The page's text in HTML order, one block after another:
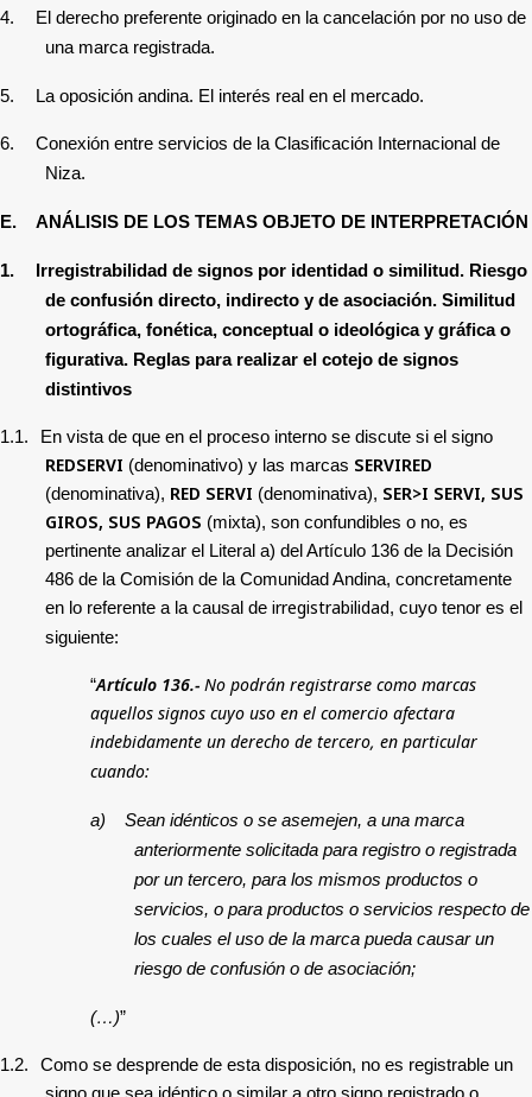
4.
El derecho preferente originado en la cancelación por no uso de
una marca registrada.
5. La oposición andina. El interés real en el mercado.
6.
Conexión entre servicios de la Clasificación Internacional de
Niza.
E. ANÁLISIS DE LOS TEMAS OBJETO DE INTERPRETACIÓN
1. Irregistrabilidad de signos por identidad o similitud. Riesgo
de confusión directo, indirecto y de asociación. Similitud
ortográfica, fonética, conceptual o ideológica y gráfica o
figurativa. Reglas para realizar el cotejo de signos
distintivos
1.1. En vista de que en el proceso interno se discute si el signo
REDSERVI (denominativo) y las marcas SERVIRED
(denominativa), RED SERVI (denominativa), SER>I SERVI, SUS
GIROS, SUS PAGOS (mixta), son confundibles o no, es
pertinente analizar el Literal a) del Artículo 136 de la Decisión
486 de la Comisión de la Comunidad Andina, concretamente
en lo referente a la causal de irregistrabilidad, cuyo tenor es el
siguiente:
“Artículo 136.-No podrán registrarse como marcas
aquellos signos cuyo uso en el comercio afectara
indebidamente un derecho de tercero, en particular
cuando:
a)
Sean idénticos o se asemejen, a una marca
anteriormente solicitada para registro o registrada
por un tercero, para los mismos productos o
servicios, o para productos o servicios respecto de
los cuales el uso de la marca pueda causar un
riesgo de confusión o de asociación;
(…)”
1.2.
Como se desprende de esta disposición, no es registrable un